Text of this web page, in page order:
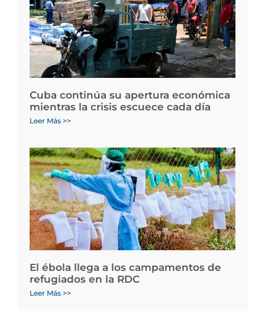
Cuba continúa su apertura económica
mientras la crisis escuece cada día
Leer Más >>
El ébola llega a los campamentos de
refugiados en la RDC
Leer Más >>